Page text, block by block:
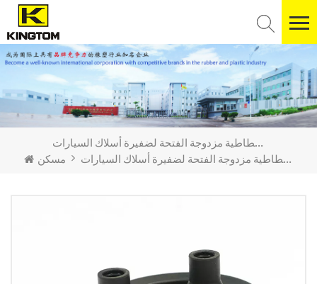
حلقة مطاطية مزدوجة الفتحة لضفيرة أسلاك السيارات
مسكن
حلقة مطاطية مزدوجة الفتحة لضفيرة أسلاك السيارات